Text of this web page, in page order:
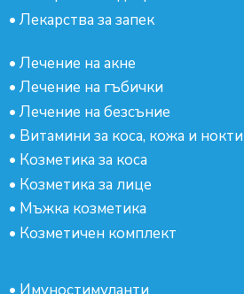
• Лекарства за запек
• Лечение на акне
• Лечение на гъбички
• Лечение на безсъние
• Витамини за коса, кожа и нокти
• Козметика за коса
• Козметика за лице
• Мъжка козметика
• Козметичен комплект